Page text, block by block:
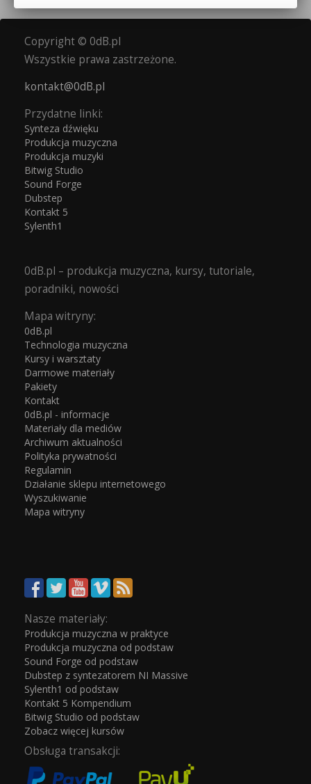
Copyright © 0dB.pl
Wszystkie prawa zastrzeżone.
kontakt@0dB.pl
Przydatne linki:
Synteza dźwięku
Produkcja muzyczna
Produkcja muzyki
Bitwig Studio
Sound Forge
Dubstep
Kontakt 5
Sylenth1
0dB.pl – produkcja muzyczna, kursy, tutoriale,
poradniki, nowości
Mapa witryny:
0dB.pl
Technologia muzyczna
Kursy i warsztaty
Darmowe materiały
Pakiety
Kontakt
0dB.pl - informacje
Materiały dla mediów
Archiwum aktualności
Polityka prywatności
Regulamin
Działanie sklepu internetowego
Wyszukiwanie
Mapa witryny
Nasze materiały:
Produkcja muzyczna w praktyce
Produkcja muzyczna od podstaw
Sound Forge od podstaw
Dubstep z syntezatorem NI Massive
Sylenth1 od podstaw
Kontakt 5 Kompendium
Bitwig Studio od podstaw
Zobacz więcej kursów
Obsługa transakcji: